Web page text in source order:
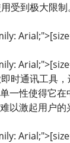
受到极大限
时通讯工具
一性使得它
以激起用户